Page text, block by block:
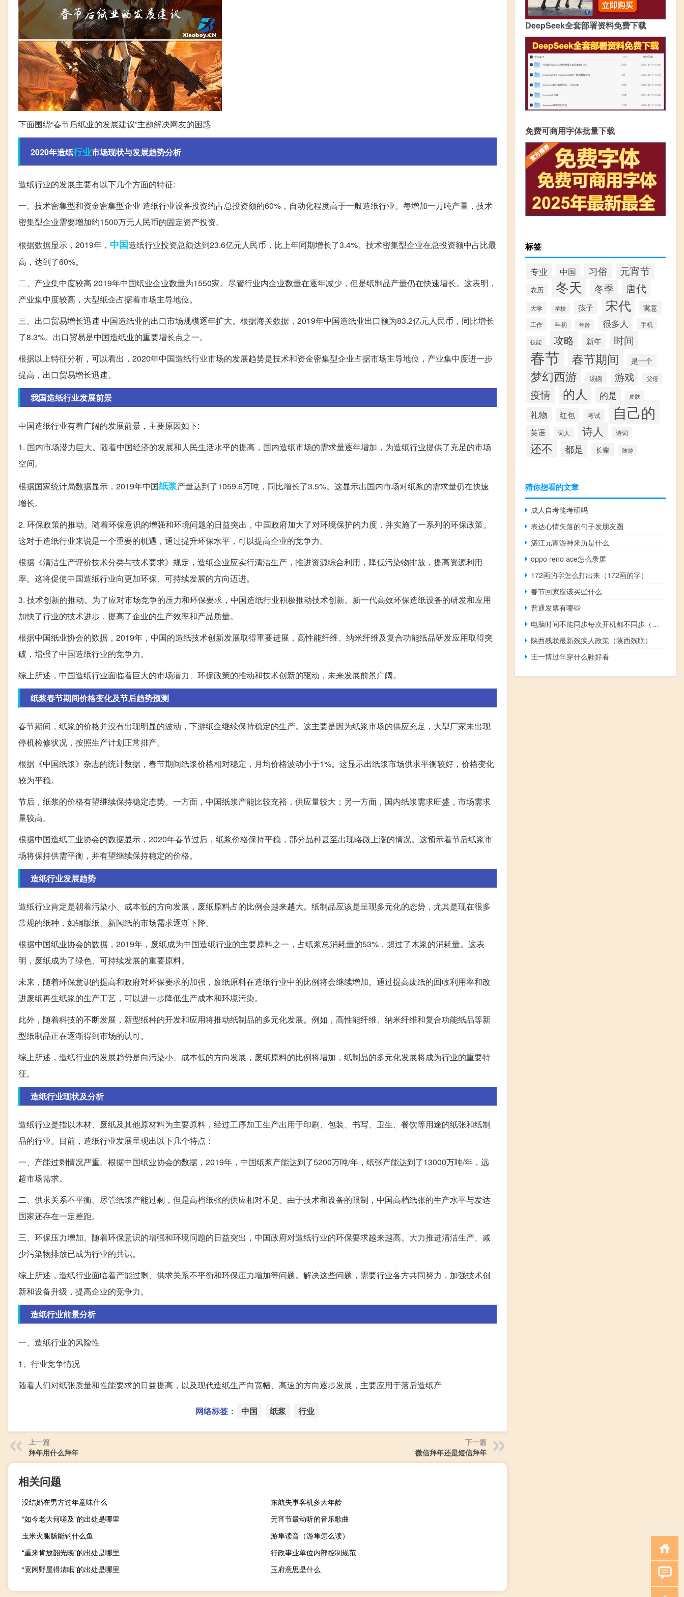
下面围绕“春节后纸业的发展建议”主题解决网友的困惑
2020年造纸行业市场现状与发展趋势分析
造纸行业的发展主要有以下几个方面的特征:
一、技术密集型和资金密集型企业 造纸行业设备投资约占总投资额的60%，自动化程度高于一般造纸行业。每增加一万吨产量，技术
密集型企业需要增加约1500万元人民币的固定资产投资。
根据数据显示，2019年， 中国造纸行业投资总额达到23.6亿元人民币，比上年同期增长了3.4%。技术密集型企业在总投资额中占比最
高，达到了60%。
二、产业集中度较高 2019年中国纸业企业数量为1550家。尽管行业内企业数量在逐年减少，但是纸制品产量仍在快速增长。这表明，
产业集中度较高，大型纸企占据着市场主导地位。
三、出口贸易增长迅速 中国造纸业的出口市场规模逐年扩大。根据海关数据，2019年中国造纸业出口额为83.2亿元人民币，同比增长
了8.3%。出口贸易是中国造纸业的重要增长点之一。
根据以上特征分析，可以看出，2020年中国造纸行业市场的发展趋势是技术和资金密集型企业占据市场主导地位，产业集中度进一步
提高，出口贸易增长迅速。
我国造纸行业发展前景
中国造纸行业有着广阔的发展前景，主要原因如下:
1. 国内市场潜力巨大。随着中国经济的发展和人民生活水平的提高，国内造纸市场的需求量逐年增加，为造纸行业提供了充足的市场
空间。
根据国家统计局数据显示，2019年中国纸浆产量达到了1059.6万吨，同比增长了3.5%。这显示出国内市场对纸浆的需求量仍在快速
增长。
2. 环保政策的推动。随着环保意识的增强和环境问题的日益突出，中国政府加大了对环境保护的力度，并实施了一系列的环保政策。
这对于造纸行业来说是一个重要的机遇，通过提升环保水平，可以提高企业的竞争力。
根据《清洁生产评价技术分类与技术要求》规定，造纸企业应实行清洁生产，推进资源综合利用，降低污染物排放，提高资源利用
率。这将促使中国造纸行业向更加环保、可持续发展的方向迈进。
3. 技术创新的推动。为了应对市场竞争的压力和环保要求，中国造纸行业积极推动技术创新。新一代高效环保造纸设备的研发和应用
加快了行业的技术进步，提高了企业的生产效率和产品质量。
根据中国纸业协会的数据，2019年，中国的造纸技术创新发展取得重要进展，高性能纤维、纳米纤维及复合功能纸品研发应用取得突
破，增强了中国造纸行业的竞争力。
综上所述，中国造纸行业面临着巨大的市场潜力、环保政策的推动和技术创新的驱动，未来发展前景广阔。
纸浆春节期间价格变化及节后趋势预测
春节期间，纸浆的价格并没有出现明显的波动，下游纸企继续保持稳定的生产。这主要是因为纸浆市场的供应充足，大型厂家未出现
停机检修状况，按照生产计划正常排产。
根据《中国纸浆》杂志的统计数据，春节期间纸浆价格相对稳定，月均价格波动小于1%。这显示出纸浆市场供求平衡较好，价格变化
较为平稳。
节后，纸浆的价格有望继续保持稳定态势。一方面，中国纸浆产能比较充裕，供应量较大；另一方面，国内纸浆需求旺盛，市场需求
量较高。
根据中国造纸工业协会的数据显示，2020年春节过后，纸浆价格保持平稳，部分品种甚至出现略微上涨的情况。这预示着节后纸浆市
场将保持供需平衡，并有望继续保持稳定的价格。
造纸行业发展趋势
造纸行业肯定是朝着污染小、成本低的方向发展，废纸原料占的比例会越来越大。纸制品应该是呈现多元化的态势，尤其是现在很多
常规的纸种，如铜版纸、新闻纸的市场需求逐渐下降。
根据中国纸业协会的数据，2019年，废纸成为中国造纸行业的主要原料之一，占纸浆总消耗量的53%，超过了木浆的消耗量。这表
明，废纸成为了绿色、可持续发展的重要原料。
未来，随着环保意识的提高和政府对环保要求的加强，废纸原料在造纸行业中的比例将会继续增加。通过提高废纸的回收利用率和改
进废纸再生纸浆的生产工艺，可以进一步降低生产成本和环境污染。
此外，随着科技的不断发展，新型纸种的开发和应用将推动纸制品的多元化发展。例如，高性能纤维、纳米纤维和复合功能纸品等新
型纸制品正在逐渐得到市场的认可。
综上所述，造纸行业的发展趋势是向污染小、成本低的方向发展，废纸原料的比例将增加，纸制品的多元化发展将成为行业的重要特
征。
造纸行业现状及分析
造纸行业是指以木材、废纸及其他原材料为主要原料，经过工序加工生产出用于印刷、包装、书写、卫生、餐饮等用途的纸张和纸制
品的行业。目前，造纸行业发展呈现出以下几个特点：
一、产能过剩情况严重。根据中国纸业协会的数据，2019年，中国纸浆产能达到了5200万吨/年，纸张产能达到了13000万吨/年，远
超市场需求。
二、供求关系不平衡。尽管纸浆产能过剩，但是高档纸张的供应相对不足。由于技术和设备的限制，中国高档纸张的生产水平与发达
国家还存在一定差距。
三、环保压力增加。随着环保意识的增强和环境问题的日益突出，中国政府对造纸行业的环保要求越来越高。大力推进清洁生产、减
少污染物排放已成为行业的共识。
综上所述，造纸行业面临着产能过剩、供求关系不平衡和环保压力增加等问题。解决这些问题，需要行业各方共同努力，加强技术创
新和设备升级，提高企业的竞争力。
造纸行业前景分析
一、造纸行业的风险性
1、行业竞争情况
随着人们对纸张质量和性能要求的日益提高，以及现代造纸生产向宽幅、高速的方向逐步发展，主要应用于落后造纸产
网络标签： 中国 纸浆 行业
上一篇
拜年用什么拜年
下一篇
微信拜年还是短信拜年
相关问题
没结婚在男方过年意味什么
东航失事客机多大年龄
“如今老大何嗟及”的出处是哪里
元宵节最动听的音乐歌曲
玉米火腿肠能钓什么鱼
游隼读音（游隼怎么读）
“重来肯放韶光晚”的出处是哪里
行政事业单位内部控制规范
“宽闲野屋得清眠”的出处是哪里
玉府意思是什么
DeepSeek全套部署资料免费下载
免费可商用字体批量下载
标签
专业 中国 习俗 元宵节
农历 冬天 冬季 唐代
大学 学校 孩子 宋代 寓意
工作 年初 年龄 很多人 手机
技能 攻略 新年 时间
春节 春节期间 是一个
梦幻西游 汤圆 游戏 父母
疫情 的人 的是 皮肤
礼物 红包 考试 自己的
英语 词人 诗人 诗词
还不 都是 长辈 陆游
猜你想看的文章
成人自考能考研吗
表达心情失落的句子发朋友圈
湛江元宵游神来历是什么
oppo reno ace怎么录屏
172画的字怎么打出来（172画的字）
春节回家应该买些什么
普通发票有哪些
电脑时间不能同步每次开机都不同步（电脑时间不能同步）
陕西残联最新残疾人政策（陕西残联）
王一博过年穿什么鞋好看